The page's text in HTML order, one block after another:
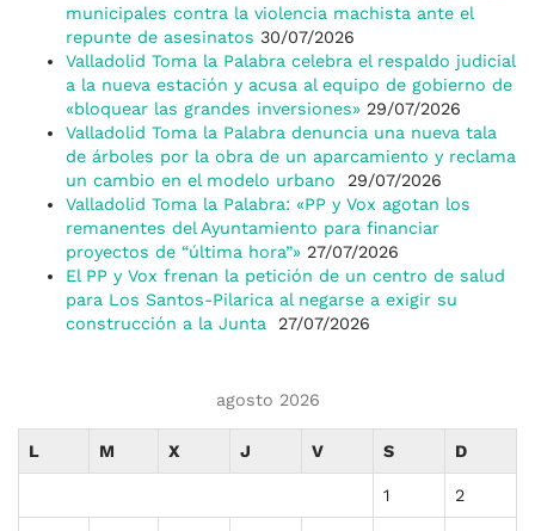
municipales contra la violencia machista ante el
repunte de asesinatos 30/07/2026
Valladolid Toma la Palabra celebra el respaldo judicial
a la nueva estación y acusa al equipo de gobierno de
«bloquear las grandes inversiones» 29/07/2026
Valladolid Toma la Palabra denuncia una nueva tala
de árboles por la obra de un aparcamiento y reclama
un cambio en el modelo urbano
29/07/2026
Valladolid Toma la Palabra: «PP y Vox agotan los
remanentes del Ayuntamiento para financiar
proyectos de “última hora”» 27/07/2026
El PP y Vox frenan la petición de un centro de salud
para Los Santos-Pilarica al negarse a exigir su
construcción a la Junta
27/07/2026
agosto 2026
L M X J V S D
1 2